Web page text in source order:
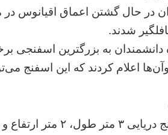
در حال گشتن اعماق اقیانوس در
شدند.
دانشمندان به بزرگترین اسفنجی
اعلام کردند که این اسفنج